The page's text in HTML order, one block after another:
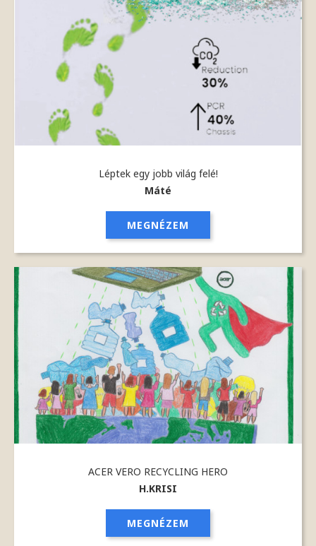
Léptek egy jobb világ felé!
Máté
MEGNÉZEM
ACER VERO RECYCLING HERO
H.KRISI
MEGNÉZEM